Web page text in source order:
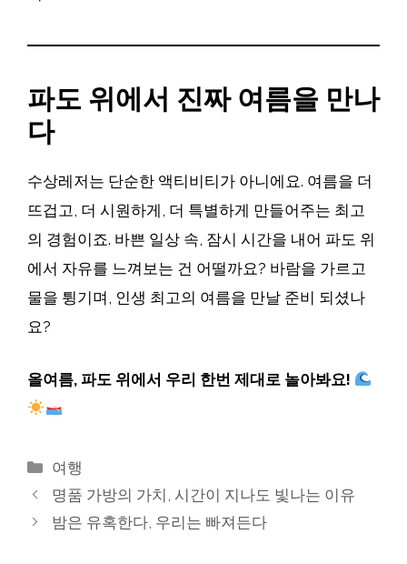
파도 위에서 진짜 여름을 만나
다
수상레저는 단순한 액티비티가 아니에요. 여름을 더
뜨겁고, 더 시원하게, 더 특별하게 만들어주는 최고
의 경험이죠. 바쁜 일상 속, 잠시 시간을 내어 파도 위
에서 자유를 느껴보는 건 어떨까요? 바람을 가르고
물을 튕기며, 인생 최고의 여름을 만날 준비 되셨나
요?
올여름, 파도 위에서 우리 한번 제대로 놀아봐요!
카
테
고
리
여행
명품 가방의 가치, 시간이 지나도 빛나는 이유
밤은 유혹한다, 우리는 빠져든다